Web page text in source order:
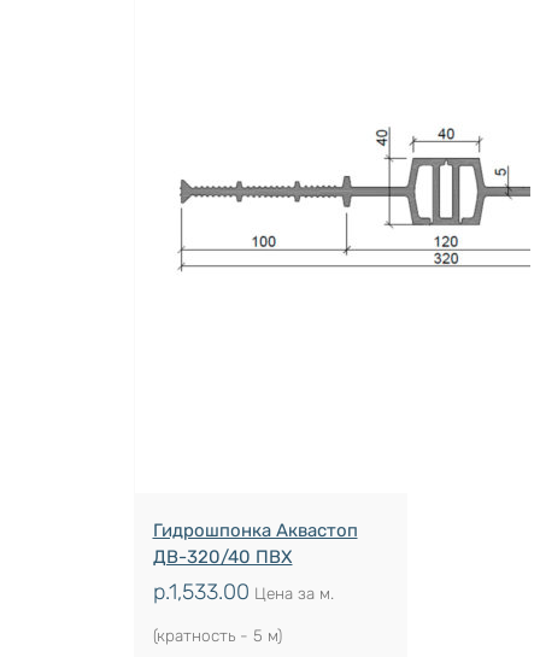
Гидрошпонка Аквастоп
ДВ-320/40 ПВХ
р.1,533.00 Цена за м.
(кратность - 5 м)